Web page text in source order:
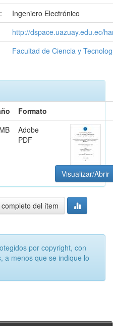
Ingeniero Electrónico
http://dspace.uazuay.edu.ec/
Facultad de Ciencia y
Formato
Adobe
PDF
Visualizar/Abrir
del ítem
por copyright, con
a menos que se indique lo